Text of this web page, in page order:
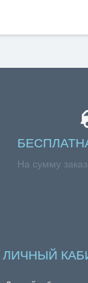
На сумму
ЛИЧНЫЙ